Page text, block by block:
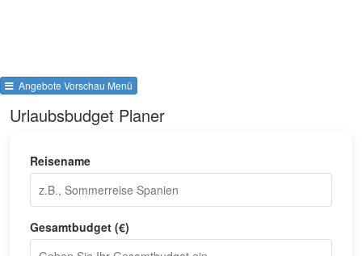
Angebote Vorschau Menü
Urlaubsbudget Planer
Reisename
Gesamtbudget (€)